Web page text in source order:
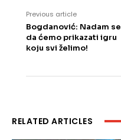
Previous article
Bogdanović: Nadam se
da ćemo prikazati igru
koju svi želimo!
RELATED ARTICLES